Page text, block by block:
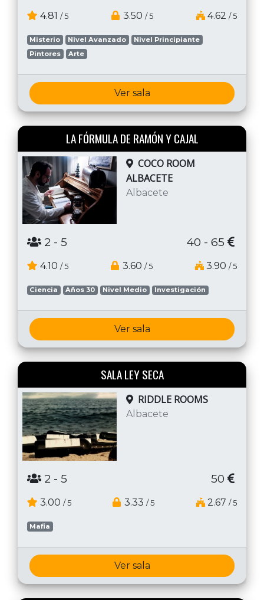
4.81 / 5 3.50 / 5 4.62 / 5
Misterio Nivel Avanzado
Nivel Principiante
Pintores
Arte
Ver sala
LA FÓRMULA DE RAMÓN Y CAJAL
COCO ROOM
ALBACETE
Albacete
2 - 5 40 - 65
4.10 / 5 3.60 / 5 3.90 / 5
Ciencia Años 30 Nivel Medio Investigación
Ver sala
SALA LEY SECA
RIDDLE ROOMS
Albacete
2 - 5 50
3.00 / 5 3.33 / 5 2.67 / 5
Mafia
Ver sala